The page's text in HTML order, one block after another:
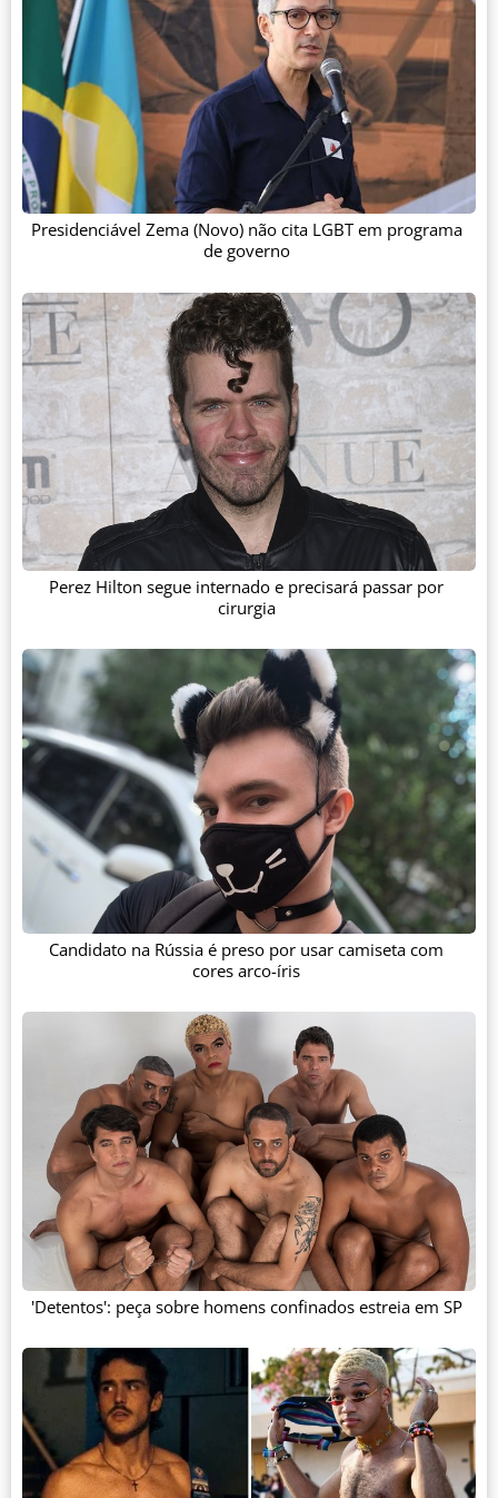
Presidenciável Zema (Novo) não cita LGBT em programa
de governo
Perez Hilton segue internado e precisará passar por
cirurgia
Candidato na Rússia é preso por usar camiseta com
cores arco-íris
'Detentos': peça sobre homens confinados estreia em SP